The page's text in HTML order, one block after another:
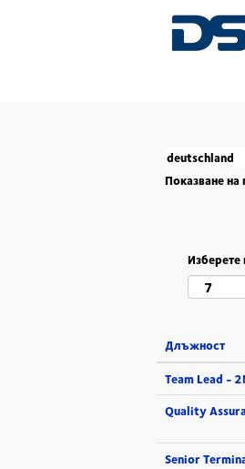
Начало |
Показване на
Длъжност
Team Lead -
Quality
Senior